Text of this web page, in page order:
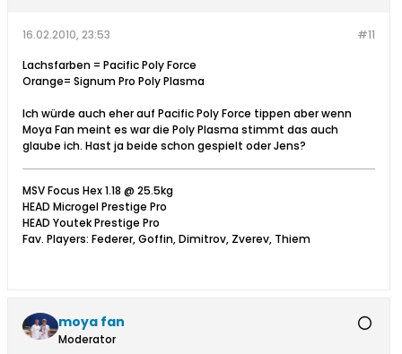
#11
16.02.2010, 23:53
Lachsfarben = Pacific Poly Force
Orange= Signum Pro Poly Plasma
Ich würde auch eher auf Pacific Poly Force tippen aber wenn
Moya Fan meint es war die Poly Plasma stimmt das auch
glaube ich. Hast ja beide schon gespielt oder Jens?
MSV Focus Hex 1.18 @ 25.5kg
HEAD Microgel Prestige Pro
HEAD Youtek Prestige Pro
Fav. Players: Federer, Goffin, Dimitrov, Zverev, Thiem
moya fan
Moderator